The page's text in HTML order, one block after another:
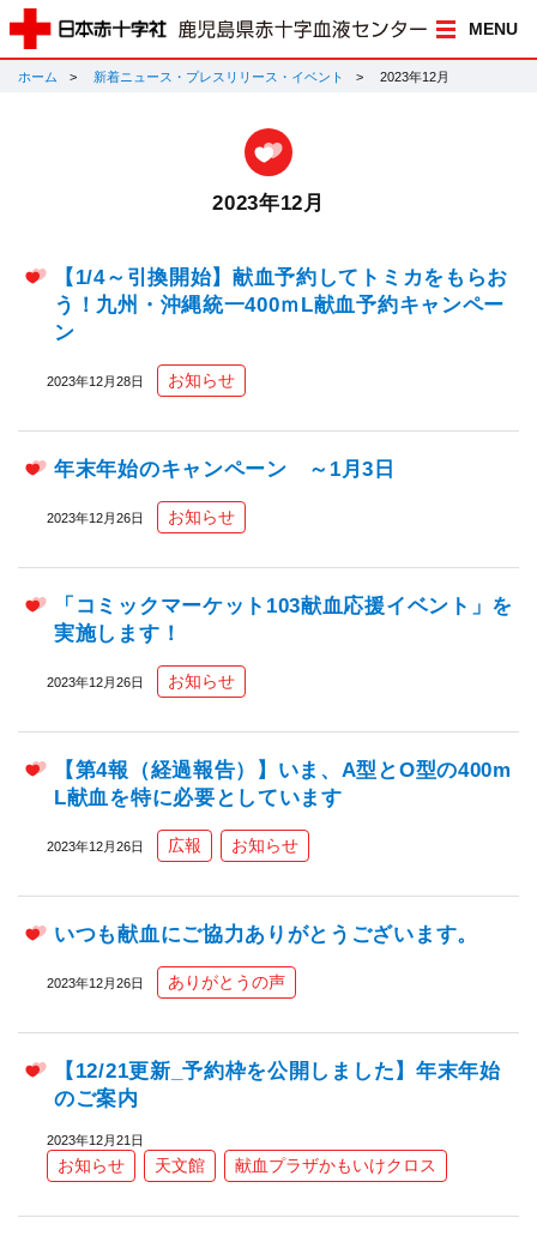
MENU
ホーム 新着ニュース・プレスリリース・イベント 2023年12月
2023年12月
【1/4～引換開始】献血予約してトミカをもらお
う！九州・沖縄統一400ｍL献血予約キャンペー
ン
2023年12月28日 お知らせ
年末年始のキャンペーン ～1月3日
2023年12月26日 お知らせ
「コミックマーケット103献血応援イベント」を
実施します！
2023年12月26日 お知らせ
【第4報（経過報告）】いま、A型とO型の400m
L献血を特に必要としています
2023年12月26日 広報 お知らせ
いつも献血にご協力ありがとうございます。
2023年12月26日 ありがとうの声
【12/21更新_予約枠を公開しました】年末年始
のご案内
2023年12月21日
お知らせ 天文館 献血プラザかもいけクロス